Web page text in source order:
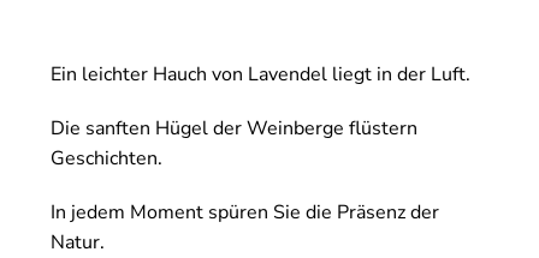
Ein leichter Hauch von Lavendel liegt in der Luft.
Die sanften Hügel der Weinberge flüstern
Geschichten.
In jedem Moment spüren Sie die Präsenz der
Natur.